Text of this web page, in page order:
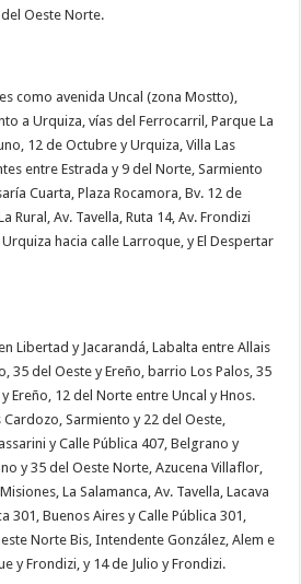
Oeste Norte.
como avenida Uncal (zona Mostto),
a Urquiza, vías del Ferrocarril, Parque La
12 de Octubre y Urquiza, Villa Las
entre Estrada y 9 del Norte, Sarmiento
Cuarta, Plaza Rocamora, Bv. 12 de
Rural, Av. Tavella, Ruta 14, Av. Frondizi
hacia calle Larroque, y El Despertar
Libertad y Jacarandá, Labalta entre Allais
35 del Oeste y Ereño, barrio Los Palos, 35
Ereño, 12 del Norte entre Uncal y Hnos.
Sarmiento y 22 del Oeste,
y Calle Pública 407, Belgrano y
y 35 del Oeste Norte, Azucena Villaflor,
La Salamanca, Av. Tavella, Lacava
301, Buenos Aires y Calle Pública 301,
Norte Bis, Intendente González, Alem e
y Frondizi, y 14 de Julio y Frondizi.